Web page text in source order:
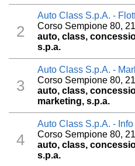
2
Auto Class S.p.A. -
Corso Sempione 80,
auto, class,
s.p.a.
3
Auto Class S.p.A. -
Corso Sempione 80,
auto, class,
marketing, s.p.a.
4
Auto Class S.p.A. - Info
Corso Sempione 80,
auto, class,
s.p.a.